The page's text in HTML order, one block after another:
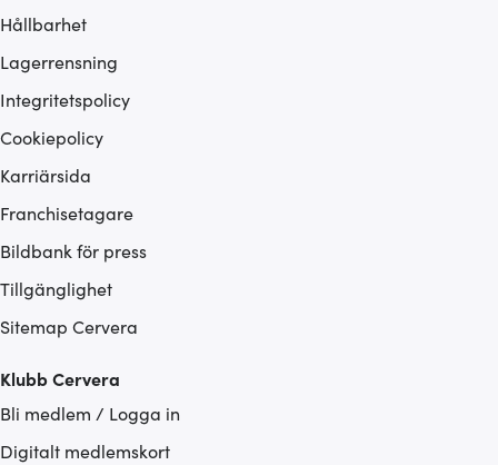
Hållbarhet
Lagerrensning
Integritetspolicy
Cookiepolicy
Karriärsida
Franchisetagare
Bildbank för press
Tillgänglighet
Sitemap Cervera
Klubb Cervera
Bli medlem / Logga in
Digitalt medlemskort